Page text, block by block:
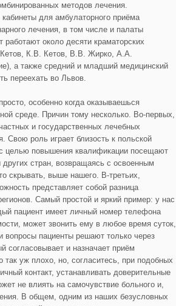
методов лечения.
для амбулаторного приёма
лечения, в том числе и палаты
работают около десяти краматорских
Кетов, К.В. Кетов, В.В. Жирко, А.А.
а также средний и младший медицинский
переехать во Львов.
особенно когда оказываешься
среде. Причин тому несколько. Во-первых,
и государственных лечебных
Свою роль играет близость к польской
целью повышения квалификации посещают
стран, возвращаясь с освоенным
скрывать, выше нашего. В-третьих,
представляет собой разница
Самый простой и яркий пример: у нас
пациент имеет личный номер телефона
может звонить ему в любое время суток,
вопросы пациенты решают только через
согласовывает и назначает приём
так уж плохо, но, согласитесь, при подобных
контакт, устанавливать доверительные
не влиять на самочувствие больного и,
В общем, одним из наших безусловных